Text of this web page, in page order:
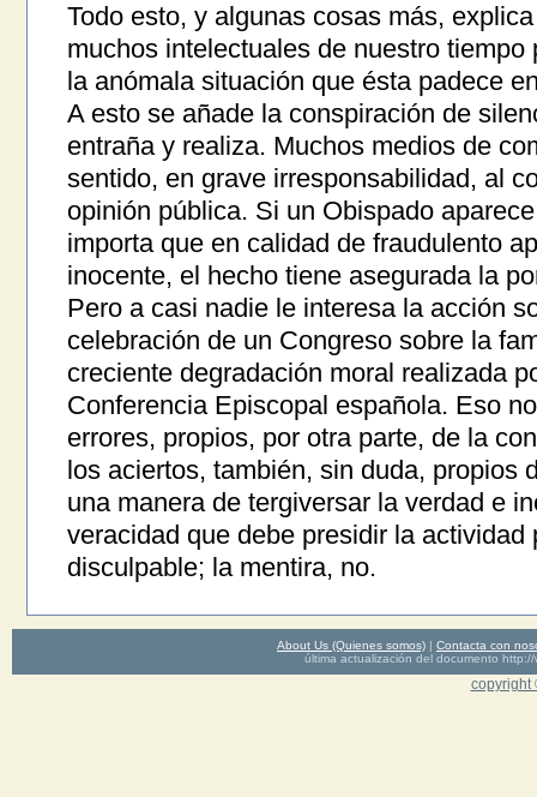
Todo esto, y algunas cosas más,
muchos intelectuales de nuestro
la anómala situación que ésta padece
A esto se añade la conspiración de
entraña y realiza. Muchos medios de
sentido, en grave irresponsabilidad, al
opinión pública. Si un Obispado
importa que en calidad de fraudulento
inocente, el hecho tiene asegurada la
Pero a casi nadie le interesa la acción
celebración de un Congreso sobre la
creciente degradación moral realizada
Conferencia Episcopal española. Eso
errores, propios, por otra parte, de la
los aciertos, también, sin duda, propios
una manera de tergiversar la verdad e
veracidad que debe presidir la
disculpable; la mentira, no.
About Us (Quienes somos) | Contacta con
última actualización del documento
copyright